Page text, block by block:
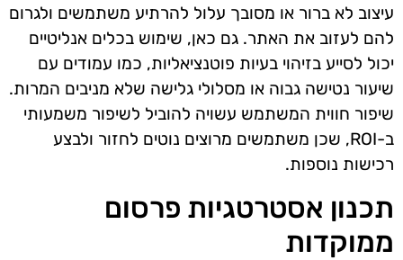
עיצוב לא ברור או מסובך עלול להרתיע משתמשים ולגרום
להם לעזוב את האתר. גם כאן, שימוש בכלים אנליטיים
יכול לסייע בזיהוי בעיות פוטנציאליות, כמו עמודים עם
שיעור נטישה גבוה או מסלולי גלישה שלא מניבים המרות.
שיפור חווית המשתמש עשויה להוביל לשיפור משמעותי
ב-ROI, שכן משתמשים מרוצים נוטים לחזור ולבצע
רכישות נוספות.
תכנון אסטרטגיות פרסום
ממוקדות